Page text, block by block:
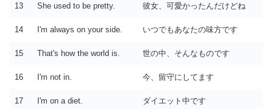
13 She used to be pretty. 彼女、可愛かったんだけどね
14 I'm always on your side. いつでもあなたの味方です
15 That's how the world is. 世の中、そんなものです
16 I'm not in. 今、留守にしてます
17 I'm on a diet. ダイエット中です